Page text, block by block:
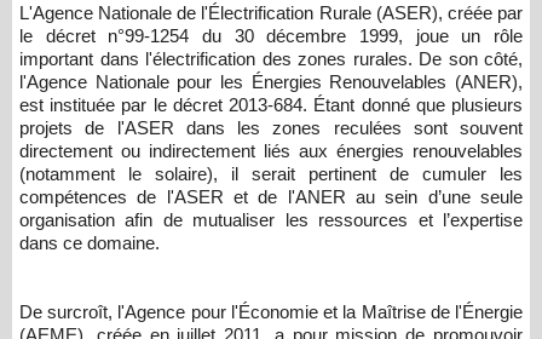
L'Agence Nationale de l'Électrification Rurale (ASER), créée par
le décret n°99-1254 du 30 décembre 1999, joue un rôle
important dans l'électrification des zones rurales. De son côté,
l'Agence Nationale pour les Énergies Renouvelables (ANER),
est instituée par le décret 2013-684. Étant donné que plusieurs
projets de l'ASER dans les zones reculées sont souvent
directement ou indirectement liés aux énergies renouvelables
(notamment le solaire), il serait pertinent de cumuler les
compétences de l'ASER et de l'ANER au sein d’une seule
organisation afin de mutualiser les ressources et l’expertise
dans ce domaine.
De surcroît, l'Agence pour l'Économie et la Maîtrise de l'Énergie
(AEME), créée en juillet 2011, a pour mission de promouvoir